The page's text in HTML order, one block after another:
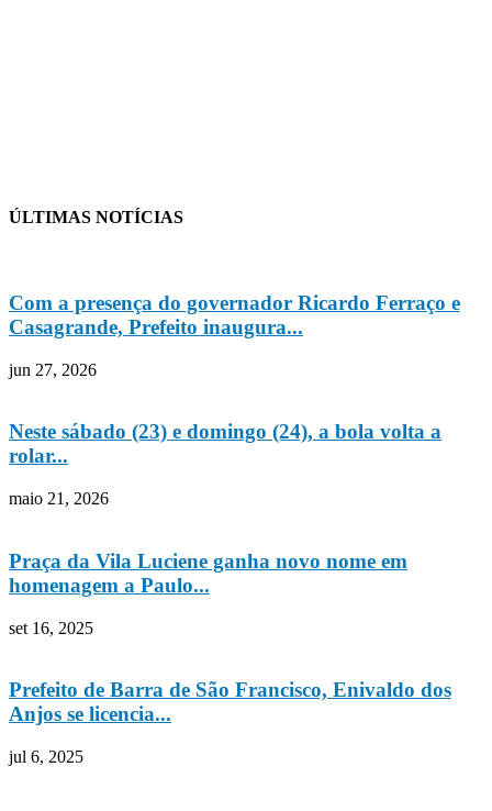
ÚLTIMAS NOTÍCIAS
Com a presença do governador Ricardo Ferraço e
Casagrande, Prefeito inaugura...
jun 27, 2026
Neste sábado (23) e domingo (24), a bola volta a
rolar...
maio 21, 2026
Praça da Vila Luciene ganha novo nome em
homenagem a Paulo...
set 16, 2025
Prefeito de Barra de São Francisco, Enivaldo dos
Anjos se licencia...
jul 6, 2025